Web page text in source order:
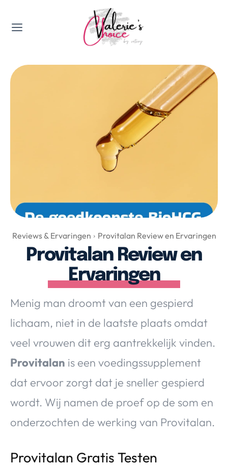
Valerie's Topics
Travel & Culture
Happyness & Opmerkelijk
Lifestyle, Sport & Duurzaamheid
Gadgets & Tech
Top 5 van Valerie
Health & Beauty
Over Valerie
Over Valerie
De Top 5
VALERIE'S CHOICE
Food & Drinks Health & Beauty Gadgets
Huis & Tuin
Travel
Lifestyle
Reviews & Ervaringen Provitalan Review en Ervaringen
Provitalan Review en
Ervaringen
Menig man droomt van een gespierd
lichaam, niet in de laatste plaats omdat
veel vrouwen dit erg aantrekkelijk vinden.
Provitalan is een voedingssupplement
dat ervoor zorgt dat je sneller gespierd
wordt. Wij namen de proef op de som en
onderzochten de werking van Provitalan.
Provitalan Gratis Testen